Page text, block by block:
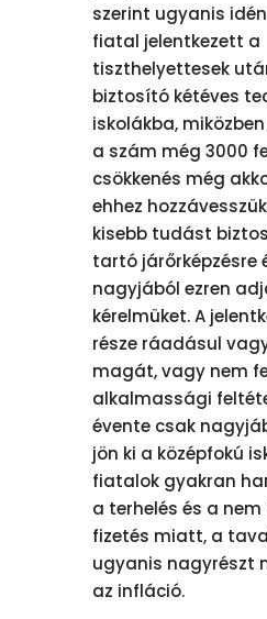
szerint ugyanis
fiatal jelentkezett a
tiszthelyettesek
biztosító kétéves
iskolákba,
a szám még 3000
csökkenés még
ehhez
kisebb tudást
tartó járőrképzésre
nagyjából ezren
kérelmüket. A
része ráadásul
magát, vagy nem
alkalmassági
évente csak
jön ki a középfokú
fiatalok gyakran
a terhelés és a
fizetés miatt, a
ugyanis nagyrészt
az infláció.